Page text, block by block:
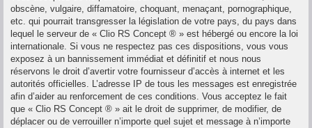
obscène, vulgaire, diffamatoire, choquant, menaçant, pornographique,
etc. qui pourrait transgresser la législation de votre pays, du pays dans
lequel le serveur de « Clio RS Concept ® » est hébergé ou encore la loi
internationale. Si vous ne respectez pas ces dispositions, vous vous
exposez à un bannissement immédiat et définitif et nous nous
réservons le droit d’avertir votre fournisseur d’accès à internet et les
autorités officielles. L’adresse IP de tous les messages est enregistrée
afin d’aider au renforcement de ces conditions. Vous acceptez le fait
que « Clio RS Concept ® » ait le droit de supprimer, de modifier, de
déplacer ou de verrouiller n’importe quel sujet et message à n’importe